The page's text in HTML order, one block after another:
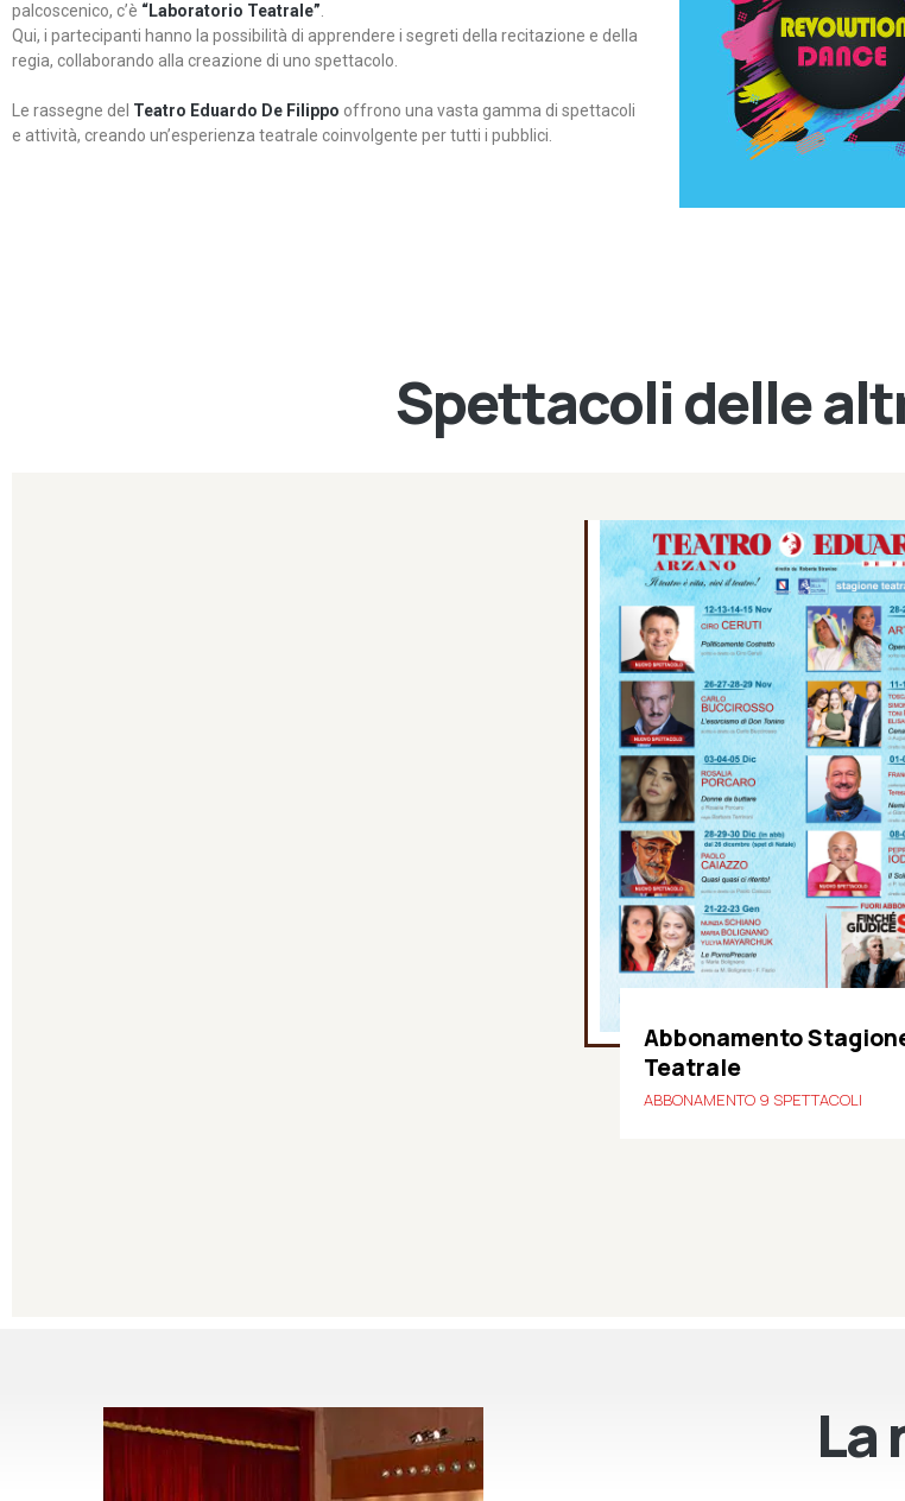
palcoscenico, c’è “Laboratorio Teatrale”
Qui, i partecipanti hanno la possibilità di apprendere i segreti della recitazione e della
regia, collaborando alla creazione di uno spettacolo.
Le rassegne del Teatro Eduardo De Filippo offrono una vasta gamma di spettacoli
e attività, creando un’esperienza teatrale coinvolgente per tutti i pubblici.
Revolution
Rassegna di
contemporanea – I
Spettacoli delle
Abbonamento
Teatrale
ABBONAMENTO 9 SPETTACOLI
La